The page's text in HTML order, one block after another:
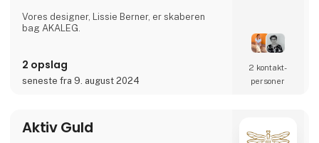
Vores designer, Lissie Berner, er skaberen
bag AKALEG.
fremstillet med omhu og opfylder de høje
standarder, som AKALEG er kendt for.
del af vores brand.Vi sætter en ære i at sikre,
2 opslag
seneste fra 9. august 2024
2 kontakt­
personer
Aktiv Guld